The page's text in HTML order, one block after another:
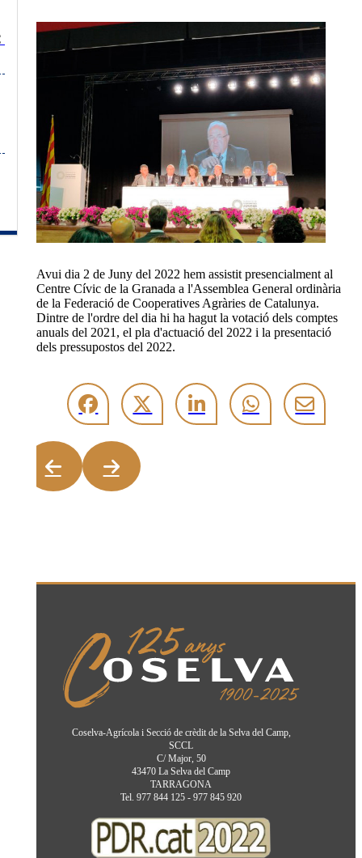
Avui dia 2 de Juny del 2022 hem assistit presencialment al
Centre Cívic de la Granada a l'Assemblea General ordinària
de la Federació de Cooperatives Agràries de Catalunya.
Dintre de l'ordre del dia hi ha hagut la votació dels comptes
anuals del 2021, el pla d'actuació del 2022 i la presentació
dels pressupostos del 2022.
Coselva-Agrícola i Secció de crèdit de la Selva del Camp,
SCCL
C/ Major, 50
43470 La Selva del Camp
TARRAGONA
Tel. 977 844 125 - 977 845 920